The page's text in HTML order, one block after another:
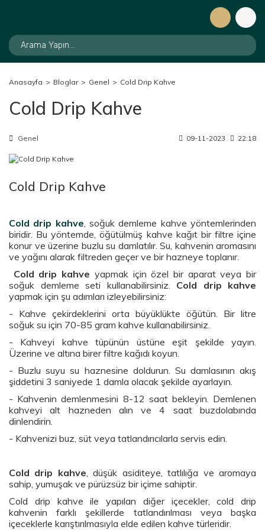
Anasayfa Bloglar Genel Cold Drip Kahve
Cold Drip Kahve
Genel 09-11-2023 22:18
Cold Drip Kahve
Cold drip kahve , soğuk demleme kahve yöntemlerinden
biridir. Bu yöntemde, öğütülmüş kahve kağıt bir filtre içine
konur ve üzerine buzlu su damlatılır. Su, kahvenin aromasını
ve yağını alarak filtreden geçer ve bir hazneye toplanır.
Cold drip kahve yapmak için özel bir aparat veya bir
soğuk demleme seti kullanabilirsiniz.
Cold drip kahve
yapmak için şu adımları izleyebilirsiniz:
- Kahve çekirdeklerini orta büyüklükte öğütün. Bir litre
soğuk su için 70-85 gram kahve kullanabilirsiniz.
- Kahveyi kahve tüpünün üstüne eşit şekilde yayın.
Üzerine ve altına birer filtre kağıdı koyun.
- Buzlu suyu su haznesine doldurun. Su damlasının akış
şiddetini 3 saniyede 1 damla olacak şekilde ayarlayın.
- Kahvenin demlenmesini 8-12 saat bekleyin. Demlenen
kahveyi alt hazneden alın ve 4 saat buzdolabında
dinlendirin.
- Kahvenizi buz, süt veya tatlandırıcılarla servis edin.
Cold drip kahve , düşük asiditeye, tatlılığa ve aromaya
sahip, yumuşak ve pürüzsüz bir içime sahiptir.
Cold drip kahve ile yapılan diğer içecekler, cold drip
kahvenin farklı şekillerde tatlandırılması veya başka
içeceklerle karıştırılmasıyla elde edilen kahve türleridir.